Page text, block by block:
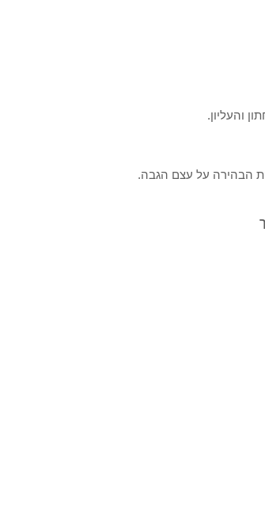
והעליון.
הבהירה על עצם הגבה.